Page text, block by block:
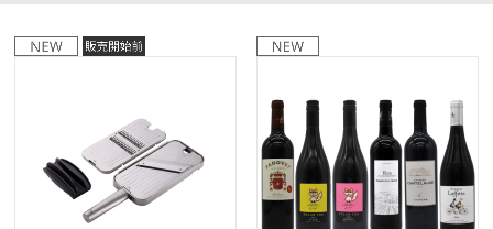
閉じる